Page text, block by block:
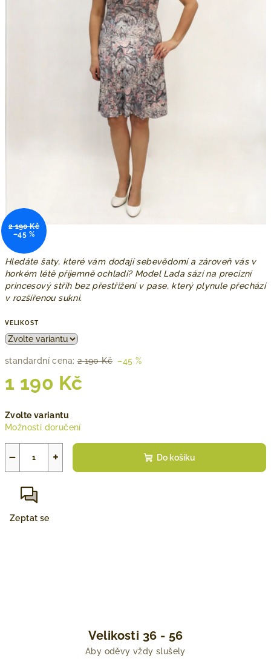
Hledáte šaty, které vám dodají sebevědomí a zároveň vás v
horkém létě příjemně ochladí? Model Lada sází na precizní
princesový střih bez přestřižení v pase, který plynule přechází
v rozšířenou sukni.
VELIKOST
standardní cena: 2 190 Kč –45 %
1 190 Kč
cena:
Zvolte variantu
Možnosti doručení
+
− Do košíku
Zeptat se
2 190 Kč
–45 %
Velikosti 36 - 56
Aby oděvy vždy slušely